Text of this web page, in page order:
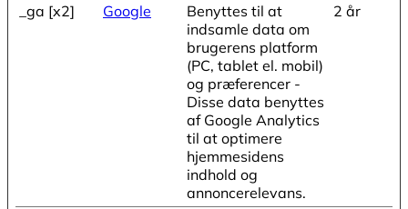
_ga [x2]
Google
Benyttes til at
indsamle data om
brugerens platform
(PC, tablet el. mobil)
og præferencer -
Disse data benyttes
af Google Analytics
til at optimere
hjemmesidens
indhold og
annoncerelevans.
2 år